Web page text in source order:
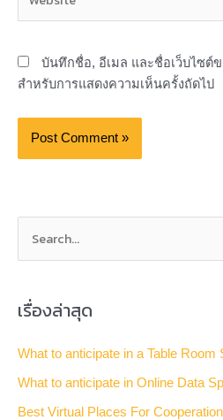
บันทึกชื่อ, อีเมล และชื่อเว็บไซต์
สำหรับการแสดงความเห็นครั้งถัดไป
r
c
เรื่องล่าสุด
What to anticipate in a Table Room
What to anticipate in Online Data
Best Virtual Places For Cooperation